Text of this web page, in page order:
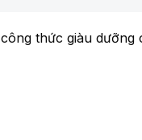
thức giàu dưỡng